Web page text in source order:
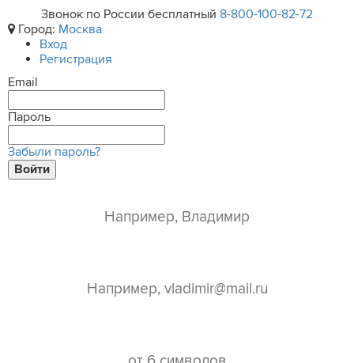
Звонок по России бесплатный 8-800-100-82-72
Город: Москва
Вход
Регистрация
Email
Пароль
Забыли пароль?
Войти